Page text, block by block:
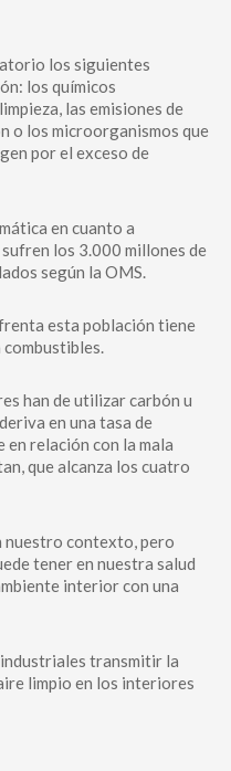
los siguientes
los químicos
las emisiones de
o los microorganismos que
por el exceso de
en cuanto a
los 3.000 millones de
según la OMS.
esta población tiene
combustibles.
han de utilizar carbón u
en una tasa de
relación con la mala
que alcanza los cuatro
nuestro contexto, pero
tener en nuestra salud
interior con una
transmitir la
limpio en los interiores